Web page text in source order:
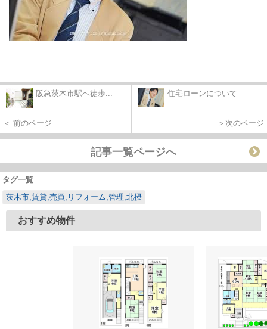
阪急茨木市駅へ徒歩...
＜ 前のページ
住宅ローンについて
＞次のページ
記事一覧ページへ
タグ一覧
茨木市,賃貸,売買,リフォーム,管理,北摂
おすすめ物件